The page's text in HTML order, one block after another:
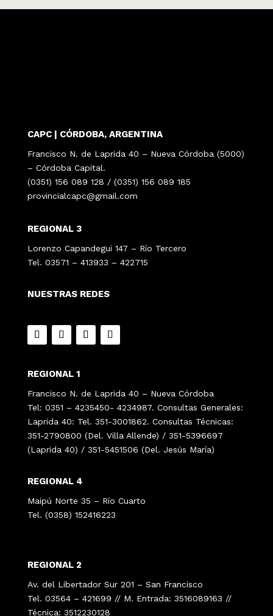
CAPC | CÓRDOBA, ARGENTINA
Francisco N. de Laprida 40 – Nueva Córdoba (5000)
– Córdoba Capital.
(0351) 156 089 128 / (0351) 156 089 185
provincialcapc@gmail.com
REGIONAL 3
Lorenzo Capandegui 147 – Río Tercero
Tel. 03571 – 413933 – 422715
NUESTRAS REDES
REGIONAL 1
Francisco N. de Laprida 40 – Nueva Córdoba
Tel: 0351 – 4235450- 4234987. Consultas Generales:
Laprida 40: Tel. 351-3001862. Consultas Técnicas:
351-2790800 (Del. Villa Allende) / 351-5396697
(Laprida 40) / 351-5451506 (Del. Jesús María)
REGIONAL 4
Maipú Norte 35 – Río Cuarto
Tel. (0358) 152416223
REGIONAL 2
Av. del Libertador Sur 201 – San Francisco
Tel. 03564 – 421699 // M. Entrada: 3516089163 //
Técnica: 3512230128